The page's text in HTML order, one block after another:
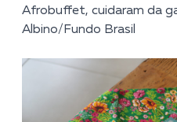
Afrobuffet, cuidaram da
Albino/Fundo Brasil